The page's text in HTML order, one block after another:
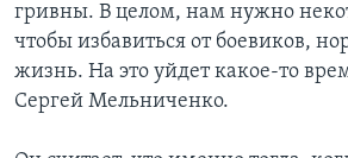
гривны. В целом, нам нужно
чтобы избавиться от боевиков,
жизнь. На это уйдет какое-то
Сергей Мельниченко.